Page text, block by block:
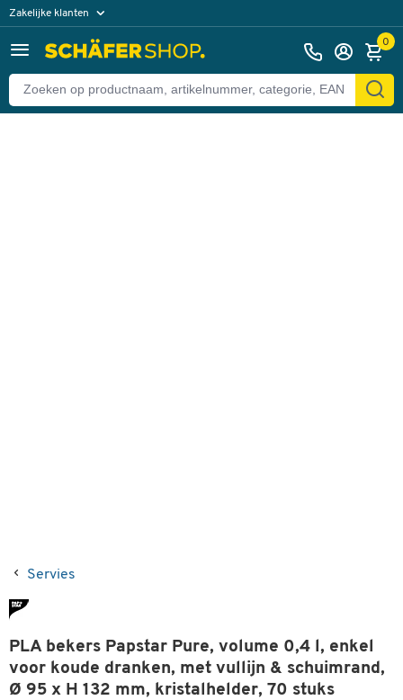
Zakelijke klanten
Particuliere klanten 0
Servies
PLA bekers Papstar Pure, volume 0,4 l, enkel
voor koude dranken, met vullijn & schuimrand,
Ø 95 x H 132 mm, kristalhelder, 70 stuks
Terug